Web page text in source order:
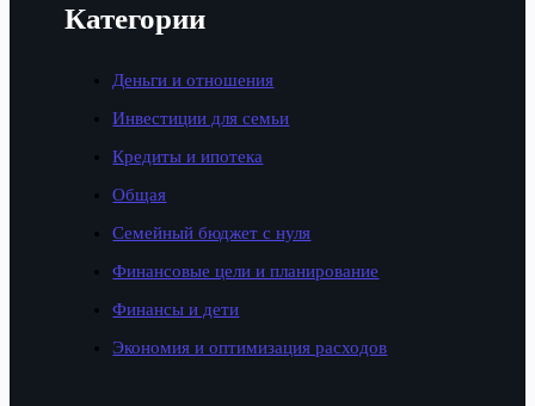
Категории
Деньги и отношения
Инвестиции для семьи
Кредиты и ипотека
Общая
Семейный бюджет с нуля
Финансовые цели и планирование
Финансы и дети
Экономия и оптимизация расходов